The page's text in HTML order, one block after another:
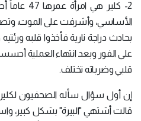
2- كلير هي
بحادث دراجة نارية فأخذوا قلبه
على الفور وبعد انتهاء العملية
قلبي وضرباته تختلف.
إن أول سؤال سأله الصحفيون لكلير
قالت أشتهي "البيرة" بشكل كبير،